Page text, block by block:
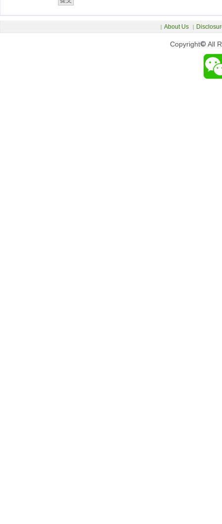
Copyright© All
| About Us |